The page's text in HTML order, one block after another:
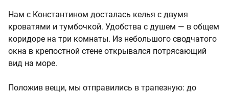
Нам с Константином досталась келья с двумя
кроватями и тумбочкой. Удобства с душем — в общем
коридоре на три комнаты. Из небольшого сводчатого
окна в крепостной стене открывался потрясающий
вид на море.
Положив вещи, мы отправились в трапезную: до